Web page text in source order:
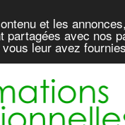
et les
avec nos
leur avez